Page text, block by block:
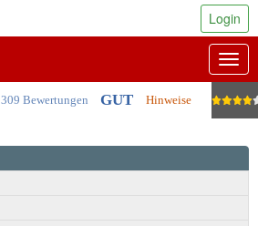
309 Bewertungen GUT Hinweise
Login